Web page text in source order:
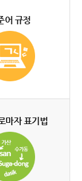
어 규정
마자 표기법